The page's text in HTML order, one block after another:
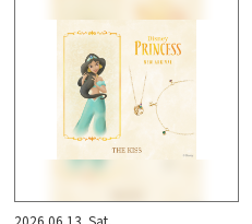
2026.06.13 Sat.